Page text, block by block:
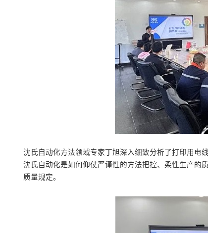
沈氏自动化方法领域专家丁旭深入细致分析了打印用电
沈氏自动化是如何仰仗严谨性的方法把控、柔性生产的
质量规定。